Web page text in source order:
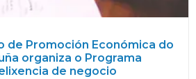
de Promoción Económica do
organiza o Programa
de negocio